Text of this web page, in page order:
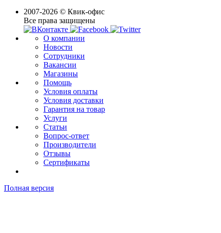
2007-2026 © Квик-офис
Все права защищены
О компании
Новости
Сотрудники
Вакансии
Магазины
Помощь
Условия оплаты
Условия доставки
Гарантия на товар
Услуги
Статьи
Вопрос-ответ
Производители
Отзывы
Сертификаты
Полная версия